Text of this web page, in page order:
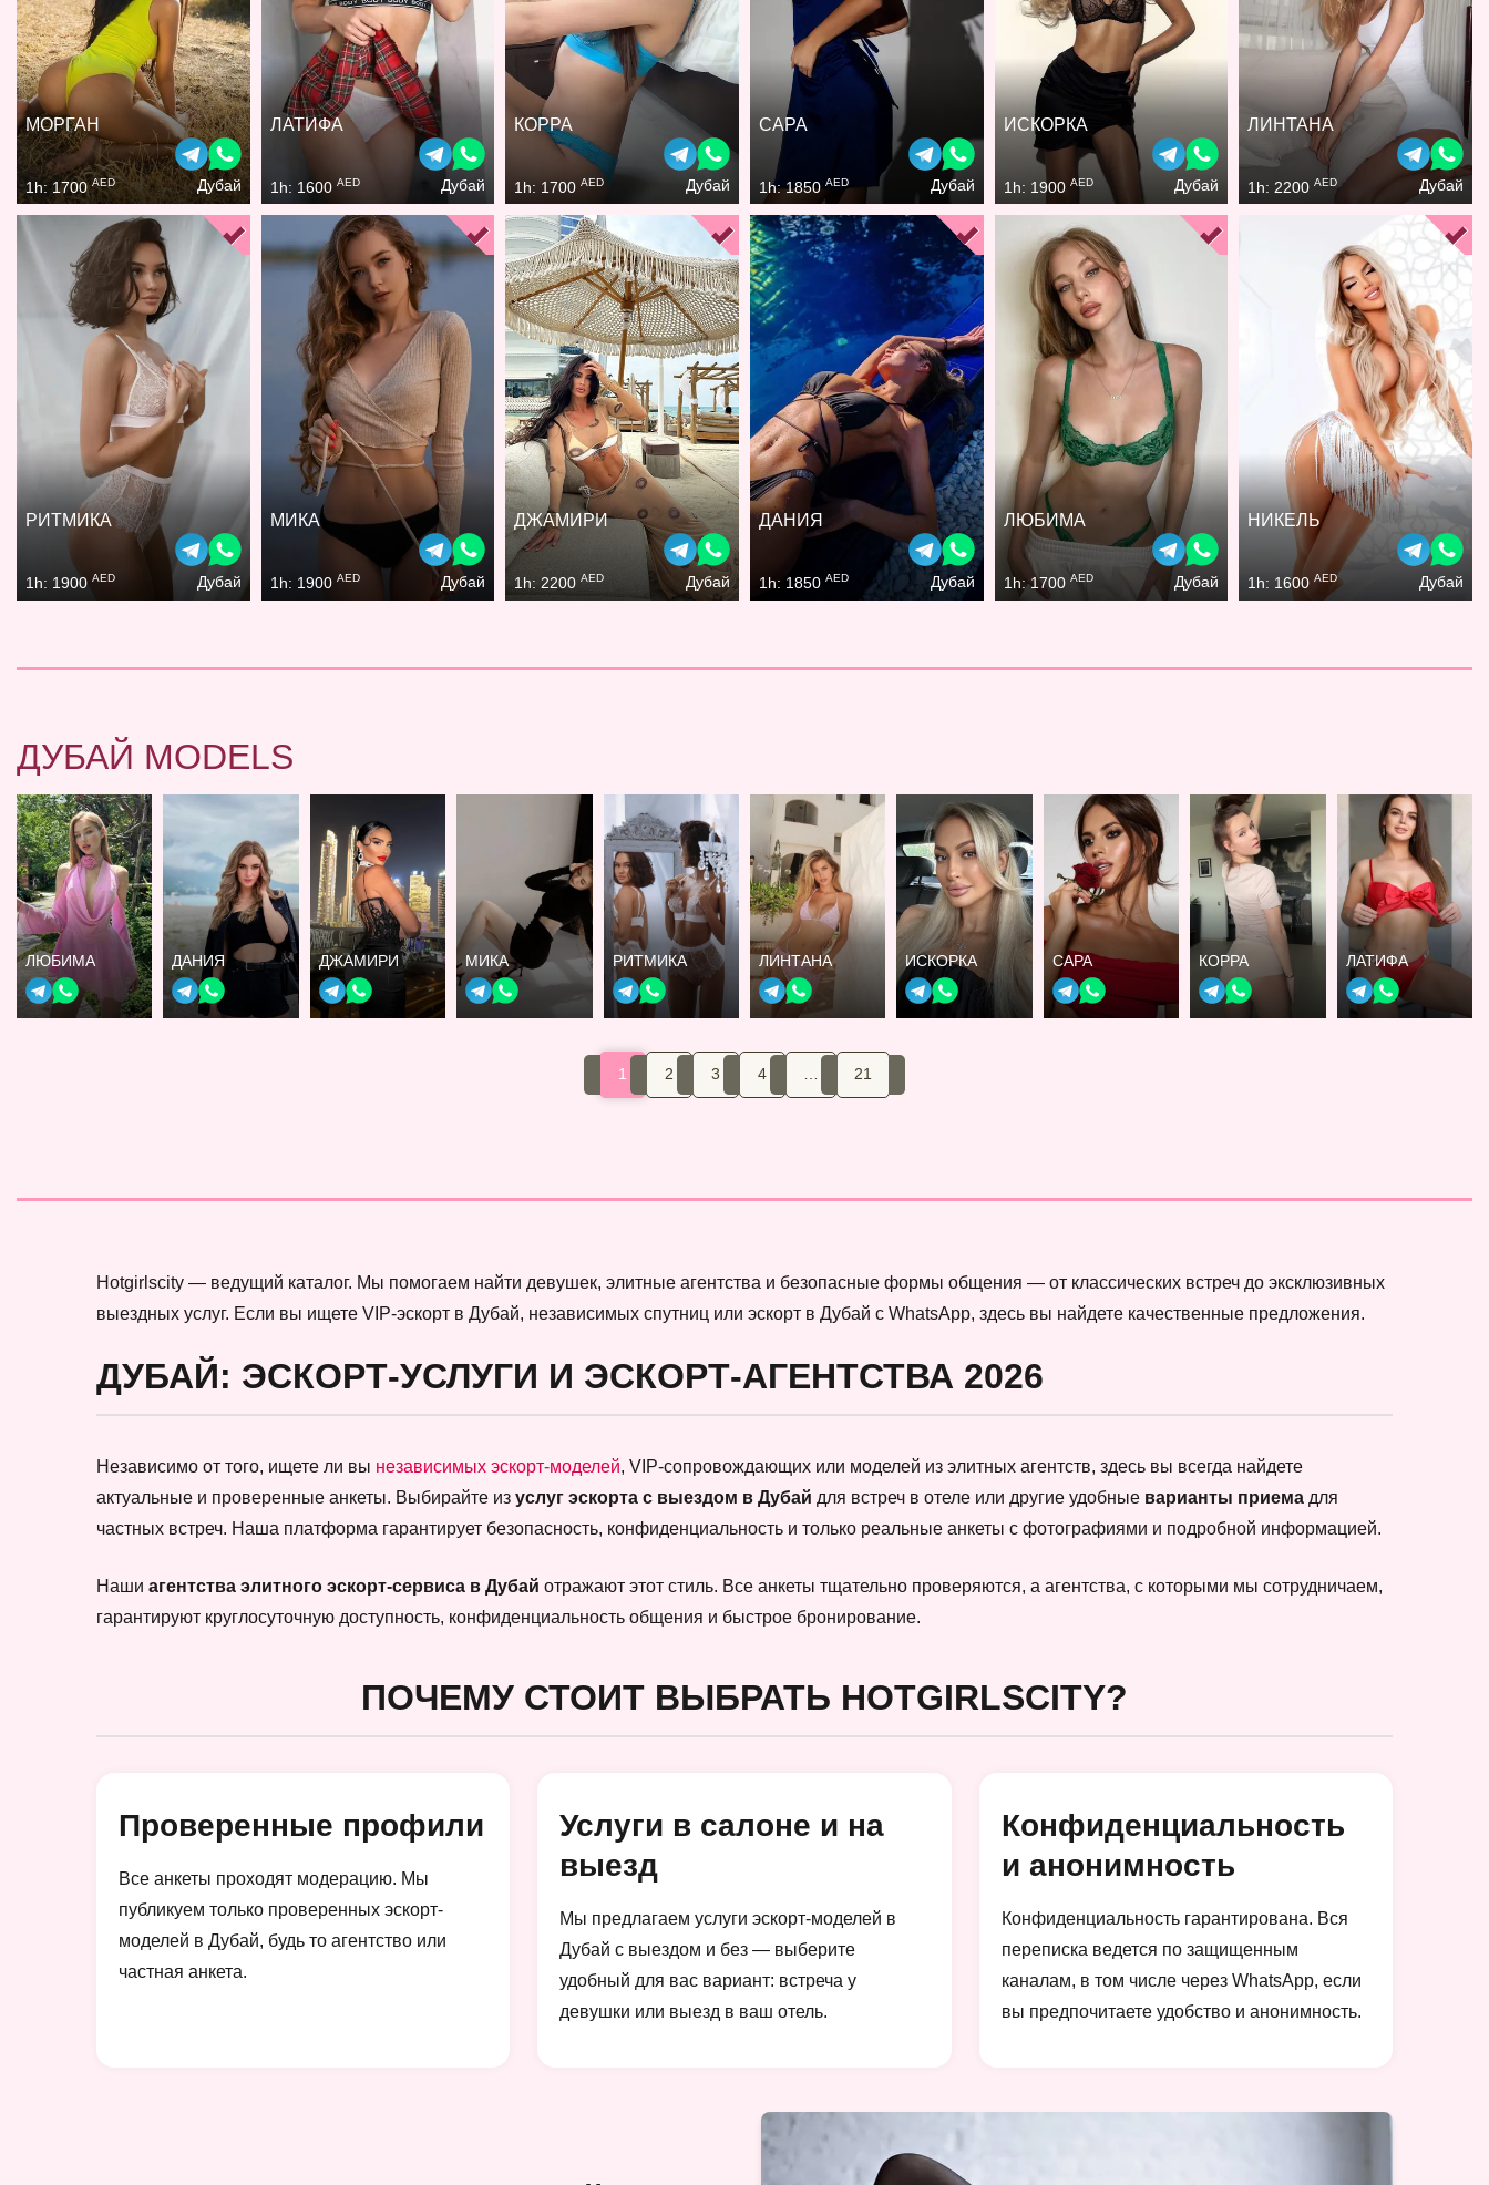
МОРГАН
1h: 1700AED Дубай
ЛАТИФА
1h: 1600 AED Дубай
КОРРА
1h: 1700AED Дубай
САРА
1h: 1850 AED Дубай
ИСКОРКА
1h: 1900 AED Дубай
ЛИНТАНА
1h: 2200AED Дубай
РИТМИКА
1h: 1900 AED Дубай
МИКА
1h: 1900 AED Дубай
ДЖАМИРИ
1h: 2200AED Дубай
ДАНИЯ
1h: 1850 AED Дубай
ЛЮБИМА
1h: 1700 AED Дубай
НИКЕЛЬ
1h: 1600AED Дубай
ДУБАЙ MODELS
ЛЮБИМА ДАНИЯ ДЖАМИРИ МИКА РИТМИКА ЛИНТАНА ИСКОРКА САРА КОРРА ЛАТИФА
1 2 3 4 21
Hotgirlscity — ведущий каталог. Мы помогаем найти девушек, элитные агентства и безопасные формы общения — от классических встреч до эксклюзивных
выездных услуг. Если вы ищете VIP-эскорт в Дубай, независимых спутниц или эскорт в Дубай с WhatsApp, здесь вы найдете качественные предложения.
ДУБАЙ: ЭСКОРТ-УСЛУГИ И ЭСКОРТ-АГЕНТСТВА 2026
Независимо от того, ищете ли вы независимых эскорт-моделей, VIP-сопровождающих или моделей из элитных агентств, здесь вы всегда найдете
актуальные и проверенные анкеты. Выбирайте из услуг эскорта с выездом в Дубай для встреч в отеле или другие удобные варианты приема для
частных встреч. Наша платформа гарантирует безопасность, конфиденциальность и только реальные анкеты с фотографиями и подробной информацией.
Наши агентства элитного эскорт-сервиса в Дубай отражают этот стиль. Все анкеты тщательно проверяются, а агентства, с которыми мы сотрудничаем,
гарантируют круглосуточную доступность, конфиденциальность общения и быстрое бронирование.
ПОЧЕМУ СТОИТ ВЫБРАТЬ HOTGIRLSCITY?
Проверенные профили
Все анкеты проходят модерацию. Мы
публикуем только проверенных эскорт-
моделей в Дубай, будь то агентство или
частная анкета.
Услуги в салоне и на
выезд
Мы предлагаем услуги эскорт-моделей в
Дубай с выездом и без — выберите
удобный для вас вариант: встреча у
девушки или выезд в ваш отель.
Конфиденциальность
и анонимность
Конфиденциальность гарантирована. Вся
переписка ведется по защищенным
каналам, в том числе через WhatsApp, если
вы предпочитаете удобство и анонимность.